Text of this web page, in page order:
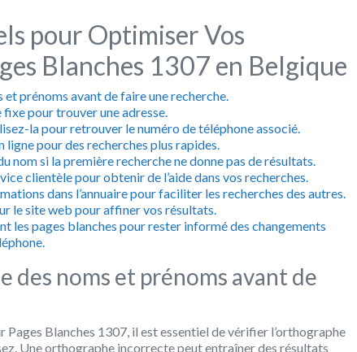
pour Optimiser Vos
Blanches 1307 en Belgique
prénoms avant de faire une recherche.
pour trouver une adresse.
la pour retrouver le numéro de téléphone associé.
ligne pour des recherches plus rapides.
nom si la première recherche ne donne pas de résultats.
clientèle pour obtenir de l’aide dans vos recherches.
dans l’annuaire pour faciliter les recherches des autres.
le site web pour affiner vos résultats.
les pages blanches pour rester informé des changements
des noms et prénoms avant de
Pages Blanches 1307, il est essentiel de vérifier l’orthographe
Une orthographe incorrecte peut entraîner des résultats